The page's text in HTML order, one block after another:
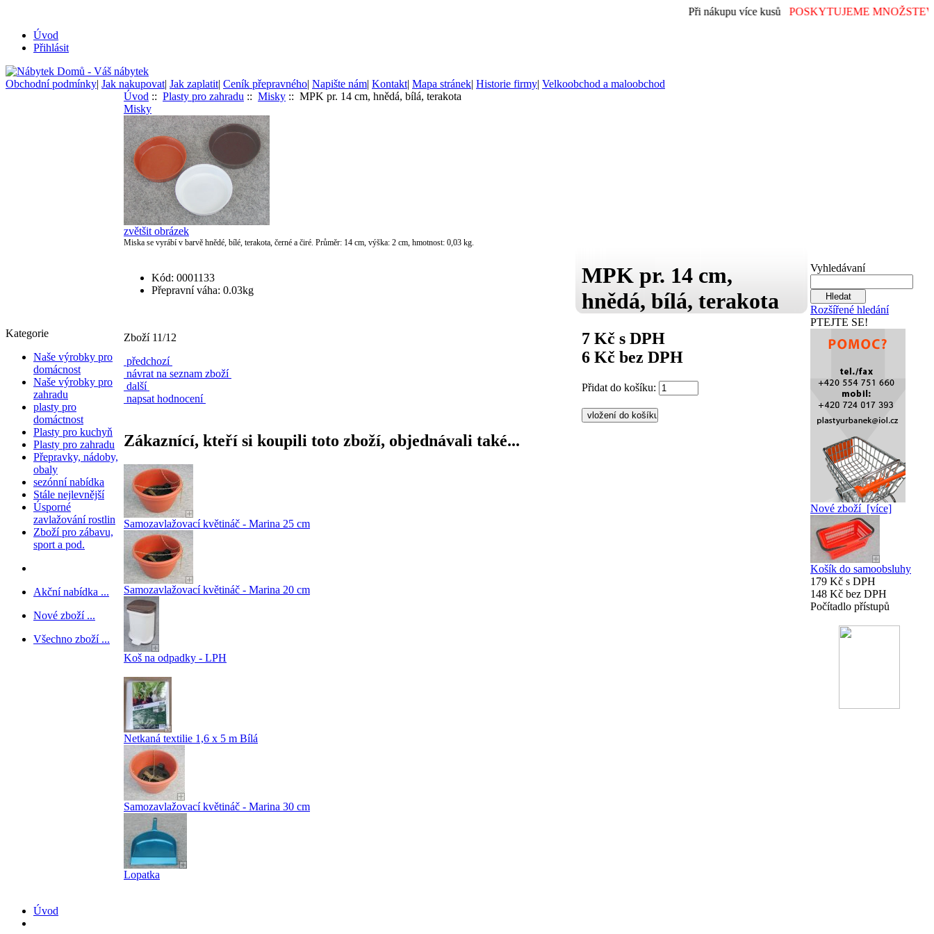
Při nákupu více kusůPOSKYTUJEME
Úvod
Přihlásit
Obchodní podmínky| Jak nakupovat| Jak zaplatit| Ceník přepravného| Napište nám| Kontakt| Mapa stránek| Historie firmy| Velkoobchod a maloobchod
Kategorie
Naše výrobky pro
domácnost
Naše výrobky pro
zahradu
plasty pro
domáctnost
Plasty pro kuchyň
Plasty pro zahradu
Přepravky, nádoby,
obaly
sezónní nabídka
Stále nejlevnější
Úsporné
zavlažování rostlin
Zboží pro zábavu,
sport a pod.
Akční nabídka ...
Nové zboží ...
Všechno zboží ...
Úvod :: Plasty pro zahradu :: Misky :: MPK pr. 14 cm, hnědá, bílá, terakota
Misky
zvětšit obrázek
MPK pr. 14 cm,
hnědá, bílá, terakota
7 Kč s DPH
6 Kč bez DPH
Přidat do košíku:
Miska se vyrábí v barvě hnědé, bílé, terakota, černé a čiré. Průměr: 14 cm, výška: 2 cm, hmotnost: 0,03 kg.
Kód: 0001133
Přepravní váha: 0.03kg
Zboží 11/12
předchozí
návrat na seznam zboží
další
napsat hodnocení
Zákaznící, kteří si koupili toto zboží, objednávali také...
Samozavlažovací květináč - Marina 25 cm
Samozavlažovací květináč - Marina 20 cm
Koš na odpadky - LPH
Netkaná textilie 1,6 x 5 m Bílá
Samozavlažovací květináč - Marina 30 cm
Lopatka
Vyhledávaní
Rozšířené hledání
PTEJTE SE!
Nové zboží [více]
Košík do samoobsluhy
179 Kč s DPH
148 Kč bez DPH
Počítadlo přístupů
Úvod